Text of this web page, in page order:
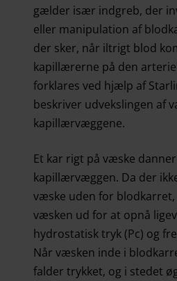
gælder især indgreb, der
eller manipulation af
der sker, når iltrigt blod
kapillærerne på den
forklares ved hjælp af
beskriver udvekslingen af
kapillærvæggene.
Et kar rigt på væske
kapillærvæggen. Da der
væske uden for
væsken ud for at opnå
hydrostatisk tryk (Pc) og
Når væsken inde i
falder trykket, og i stedet